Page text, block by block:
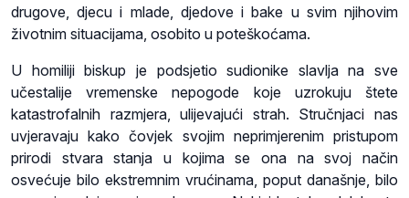
drugove, djecu i mlade, djedove i bake u svim njihovim
životnim situacijama, osobito u poteškoćama.
U homiliji biskup je podsjetio sudionike slavlja na sve
učestalije vremenske nepogode koje uzrokuju štete
katastrofalnih razmjera, ulijevajući strah. Stručnjaci nas
uvjeravaju kako čovjek svojim neprimjerenim pristupom
prirodi stvara stanja u kojima se ona na svoj način
osvećuje bilo ekstremnim vrućinama, poput današnje, bilo